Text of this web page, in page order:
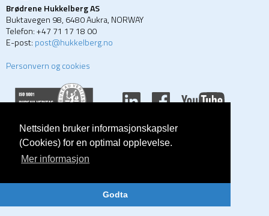
Nettsiden bruker informasjonskapsler
(Cookies) for en optimal opplevelse.
Mer informasjon
Godta
Brødrene Hukkelberg AS
Buktavegen 98, 6480 Aukra, NORWAY
Telefon: +47 71 17 18 00
E-post: post@hukkelberg.no
Personvern og cookies
DESIGN OG CMS AVEKH GRAFISK